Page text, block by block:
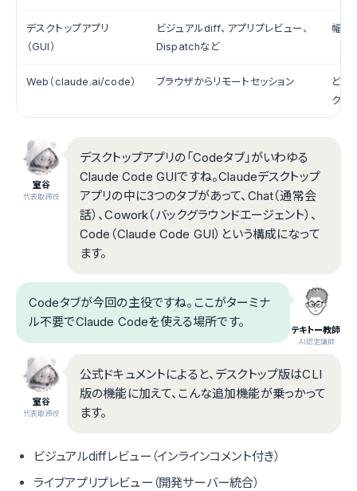
デスクトップアプリ
（GUI）
ビジュアルdiff、アプリプレビュー、
Dispatchなど
幅広
Web（claude.ai/code） ブラウザからリモートセッション
どこ
クセ
室谷
代表取締役
デスクトップアプリの「Codeタブ」がいわゆる
Claude Code GUIですね。Claudeデスクトップ
アプリの中に3つのタブがあって、Chat（通常会
話）、Cowork（バックグラウンドエージェント）、
Code（Claude Code GUI）という構成になって
ます。
テキトー教師
.AI認定講師
Codeタブが今回の主役ですね。ここがターミナ
ル不要でClaude Codeを使える場所です。
室谷
代表取締役
公式ドキュメントによると、デスクトップ版はCLI
版の機能に加えて、こんな追加機能が乗っかって
ます。
ビジュアルdiffレビュー（インラインコメント付き）
ライブアプリプレビュー（開発サーバー統合）